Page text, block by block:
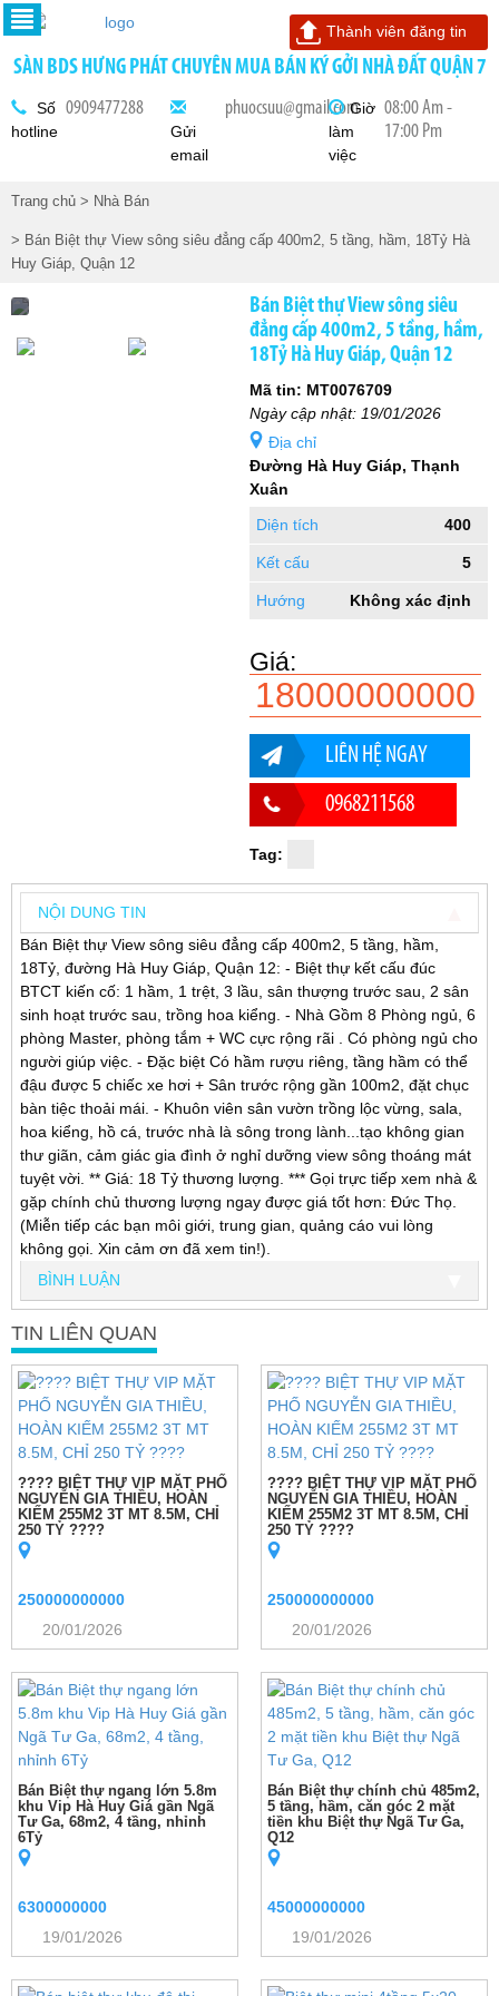
SÀN BDS HƯNG PHÁT CHUYÊN MUA BÁN KÝ GỞI NHÀ ĐẤT QUẬN 7
Số
hotline
0909477288
Gửi
email
phuocsuu@gmail.comGiờ
làm
việc
08:00 Am -
17:00 Pm
Thành viên đăng tin
Trang chủ > Nhà Bán
> Bán Biệt thự View sông siêu đẳng cấp 400m2, 5 tầng, hầm, 18Tỷ Hà
Huy Giáp, Quận 12
Bán Biệt thự View sông siêu
đẳng cấp 400m2, 5 tầng, hầm,
18Tỷ Hà Huy Giáp, Quận 12
Mã tin: MT0076709
Ngày cập nhật: 19/01/2026
Địa chỉ
Đường Hà Huy Giáp, Thạnh
Xuân
Diện tích
400
Kết cấu 5
Hướng Không xác định
Giá:
18000000000
LIÊN HỆ NGAY
0968211568
Tag:
NỘI DUNG TIN
Bán Biệt thự View sông siêu đẳng cấp 400m2, 5 tầng, hầm,
18Tỷ, đường Hà Huy Giáp, Quận 12: - Biệt thự kết cấu đúc
BTCT kiến cố: 1 hầm, 1 trệt, 3 lầu, sân thượng trước sau, 2 sân
sinh hoạt trước sau, trồng hoa kiểng. - Nhà Gồm 8 Phòng ngủ, 6
phòng Master, phòng tắm + WC cực rộng rãi . Có phòng ngủ cho
người giúp việc. - Đặc biệt Có hầm rượu riêng, tầng hầm có thể
đậu được 5 chiếc xe hơi + Sân trước rộng gần 100m2, đặt chục
bàn tiệc thoải mái. - Khuôn viên sân vườn trồng lộc vừng, sala,
hoa kiểng, hồ cá, trước nhà là sông trong lành...tạo không gian
thư giãn, cảm giác gia đình ở nghỉ dưỡng view sông thoáng mát
tuyệt vời. ** Giá: 18 Tỷ thương lượng. *** Gọi trực tiếp xem nhà &
gặp chính chủ thương lượng ngay được giá tốt hơn: Đức Thọ.
(Miễn tiếp các bạn môi giới, trung gian, quảng cáo vui lòng
không gọi. Xin cảm ơn đã xem tin!).
BÌNH LUẬN
TIN LIÊN QUAN
???? BIỆT THỰ VIP MẶT PHỐ
NGUYỄN GIA THIỀU, HOÀN
KIẾM 255M2 3T MT 8.5M, CHỈ
250 TỶ ????
250000000000
20/01/2026
???? BIỆT THỰ VIP MẶT PHỐ
NGUYỄN GIA THIỀU, HOÀN
KIẾM 255M2 3T MT 8.5M, CHỈ
250 TỶ ????
250000000000
20/01/2026
Bán Biệt thự ngang lớn 5.8m
khu Vip Hà Huy Giá gần Ngã
Tư Ga, 68m2, 4 tầng, nhỉnh
6Tỷ
6300000000
19/01/2026
Bán Biệt thự chính chủ 485m2,
5 tầng, hầm, căn góc 2 mặt
tiền khu Biệt thự Ngã Tư Ga,
Q12
45000000000
19/01/2026